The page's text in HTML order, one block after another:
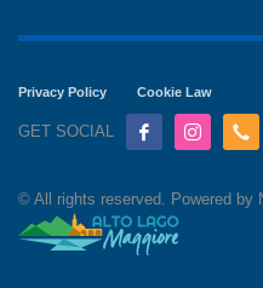
Privacy Policy Cookie Law
GET SOCIAL
© All rights reserved.